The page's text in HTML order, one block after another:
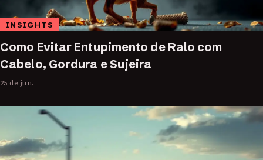
INSIGHTS
Como Evitar Entupimento de Ralo com
Cabelo, Gordura e Sujeira
25 de jun.